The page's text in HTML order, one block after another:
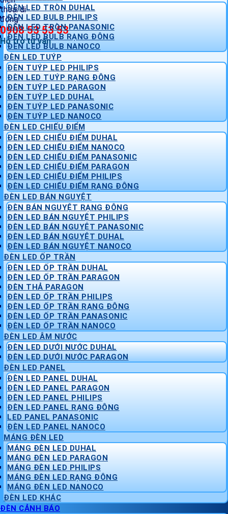
0908 53 53 53
Hỗ trợ tư vấn
ĐÈN LED TRÒN DUHAL
ĐÈN LED BULB PHILIPS
ĐÈN LED TRÒN PANASONIC
ĐÈN LED BULB RẠNG ĐÔNG
ĐÈN LED BULB NANOCO
ĐÈN LED TUÝP
ĐÈN TUÝP LED PHILIPS
ĐÈN LED TUÝP RẠNG ĐÔNG
ĐÈN TUÝP LED PARAGON
ĐÈN TUÝP LED DUHAL
ĐÈN TUÝP LED PANASONIC
ĐÈN TUÝP LED NANOCO
ĐÈN LED CHIẾU ĐIỂM
ĐÈN LED CHIẾU ĐIỂM DUHAL
ĐÈN LED CHIẾU ĐIỂM NANOCO
ĐÈN LED CHIẾU ĐIỂM PANASONIC
ĐÈN LED CHIẾU ĐIỂM PARAGON
ĐÈN LED CHIẾU ĐIỂM PHILIPS
ĐÈN LED CHIẾU ĐIỂM RẠNG ĐÔNG
ĐÈN LED BÁN NGUYỆT
ĐÈN BÁN NGUYỆT RẠNG ĐÔNG
ĐÈN LED BÁN NGUYỆT PHILIPS
ĐÈN LED BÁN NGUYỆT PANASONIC
ĐÈN LED BÁN NGUYỆT DUHAL
ĐÈN LED BÁN NGUYỆT NANOCO
ĐÈN LED ỐP TRẦN
ĐÈN LED ỐP TRẦN DUHAL
ĐÈN LED ỐP TRẦN PARAGON
ĐÈN THẢ PARAGON
ĐÈN LED ỐP TRẦN PHILIPS
ĐÈN LED ỐP TRẦN RẠNG ĐÔNG
ĐÈN LED ỐP TRẦN PANASONIC
ĐÈN LED ỐP TRẦN NANOCO
ĐÈN LED ÂM NƯỚC
ĐÈN LED DƯỚI NƯỚC DUHAL
ĐÈN LED DƯỚI NƯỚC PARAGON
ĐÈN LED PANEL
ĐÈN LED PANEL DUHAL
ĐÈN LED PANEL PARAGON
ĐÈN LED PANEL PHILIPS
ĐÈN LED PANEL RẠNG ĐÔNG
LED PANEL PANASONIC
ĐÈN LED PANEL NANOCO
MÁNG ĐÈN LED
MÁNG ĐÈN LED DUHAL
MÁNG ĐÈN LED PARAGON
MÁNG ĐÈN LED PHILIPS
MÁNG ĐÈN LED RẠNG ĐÔNG
MÁNG ĐÈN LED NANOCO
ĐÈN LED KHÁC
ĐÈN CẢNH BÁO